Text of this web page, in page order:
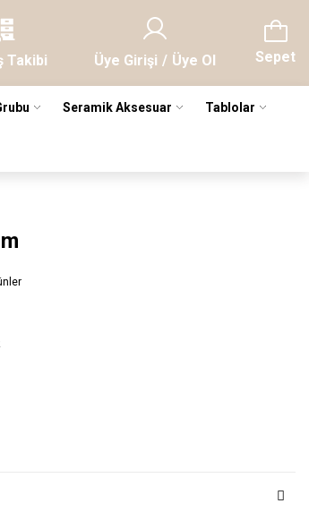
Takibi Üye Girişi / Üye Ol Sepet
Seramik Aksesuar Tablolar